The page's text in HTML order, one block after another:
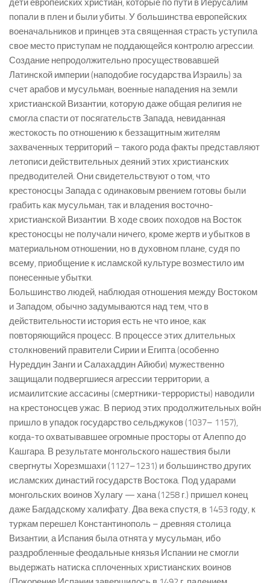
дети европейских христиан, которые по пути в Иерусалим
попали в плен и были убиты. У большинства европейских
военачальников и принцев эта священная страсть уступила
свое место приступам не поддающейся контролю агрессии.
Создание непродолжительно просуществовавшей
Латинской империи (наподобие государства Израиль) за
счет арабов и мусульман, военные нападения на земли
христианской Византии, которую даже общая религия не
смогла спасти от посягательств Запада, невиданная
жестокость по отношению к беззащитным жителям
захваченных территорий – такого рода факты представляют
летописи действительных деяний этих христианских
предводителей. Они свидетельствуют о том, что
крестоносцы Запада с одинаковым рвением готовы были
грабить как мусульман, так и владения восточно-
христианской Византии. В ходе своих походов на Восток
крестоносцы не получали ничего, кроме жертв и убытков в
материальном отношении, но в духовном плане, судя по
всему, приобщение к исламской культуре возместило им
понесенные убытки.
Большинство людей, наблюдая отношения между Востоком
и Западом, обычно задумываются над тем, что в
действительности история есть не что иное, как
повторяющийся процесс. В процессе этих длительных
столкновений правители Сирии и Египта (особенно
Нуреддин Занги и Салахаддин Айюби) мужественно
защищали подвергшиеся агрессии территории, а
исмаилитские ассасины (смертники-террористы) наводили
на крестоносцев ужас. В период этих продолжительных войн
пришло в упадок государство сельджуков (1037– 1157),
когда-то охватывавшее огромные просторы от Алеппо до
Кашгара. В результате монгольского нашествия были
свергнуты Хорезмшахи (1127–1231) и большинство других
исламских династий государств Востока. Под ударами
монгольских воинов Хулагу — хана (1258 г.) пришел конец
даже Багдадскому халифату. Два века спустя, в 1453 году, к
туркам перешел Константинополь – древняя столица
Византии, а Испания была отнята у мусульман, ибо
раздробленные феодальные князья Испании не смогли
выдержать натиска сплоченных христианских воинов